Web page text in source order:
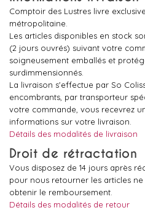
Comptoir des Lustres livre
métropolitaine.
Les articles disponibles en stock
(2 jours ouvrés) suivant votre
soigneusement emballés et
surdimmensionnés.
La livraison s'effectue par So
encombrants, par transporteur
votre commande, vous recevrez
informations sur votre livraison.
Détails des modalités de livraison
Droit de rétractation
Vous disposez de 14 jours après
pour nous retourner les articles
obtenir le remboursement.
Détails des modalités de retour